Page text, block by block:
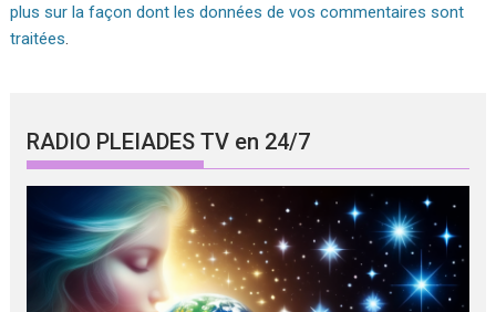
plus sur la façon dont les données de vos commentaires sont
traitées
RADIO PLEIADES TV en 24/7